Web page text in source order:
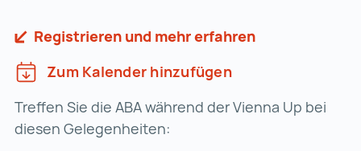
Registrieren und mehr erfahren
Zum Kalender hinzufügen
Treffen Sie die ABA während der Vienna Up bei
diesen Gelegenheiten: